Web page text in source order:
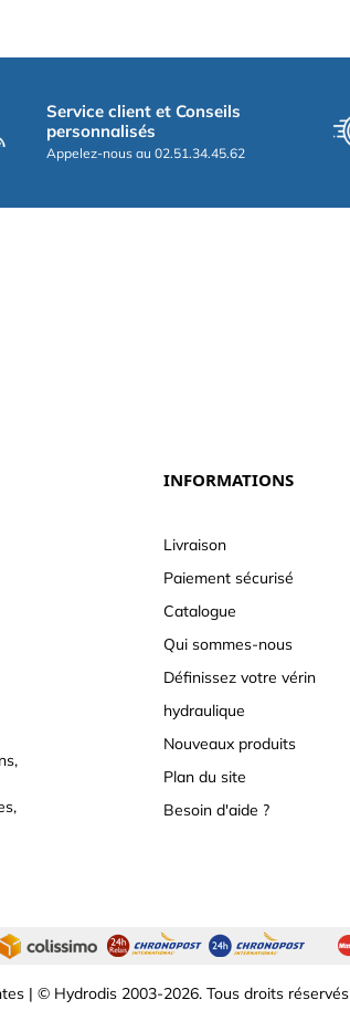
Service client et Conseils
personnalisés
Appelez-nous au 02.51.34.45.62
INFORMATIONS
Livraison
Paiement sécurisé
Catalogue
Qui sommes-nous
Définissez votre vérin
hydraulique
Nouveaux produits
Plan du site
Besoin d'aide ?
| © Hydrodis 2003-2026. Tous droits réservés